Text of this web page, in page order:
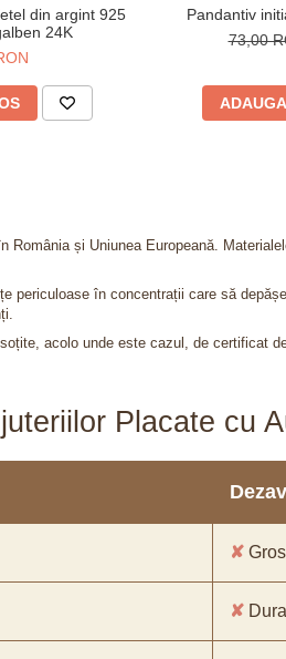
din argint 925
24K
Pandantiv
73,00
și Uniunea Europeană.
periculoase în concentrații care să
acolo unde este cazul, de certificat
Placate cu
✘
✘